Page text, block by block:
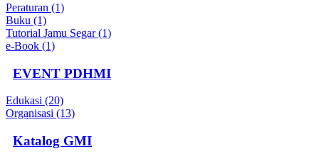
Peraturan (1)
Buku (1)
Tutorial Jamu Segar (1)
e-Book (1)
EVENT PDHMI
Edukasi (20)
Organisasi (13)
Katalog GMI